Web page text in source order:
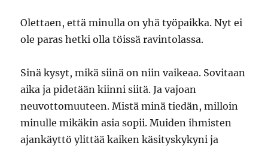
Olettaen, että minulla on yhä työpaikka. Nyt ei
ole paras hetki olla töissä ravintolassa.
Sinä kysyt, mikä siinä on niin vaikeaa. Sovitaan
aika ja pidetään kiinni siitä. Ja vajoan
neuvottomuuteen. Mistä minä tiedän, milloin
minulle mikäkin asia sopii. Muiden ihmisten
ajankäyttö ylittää kaiken käsityskykyni ja